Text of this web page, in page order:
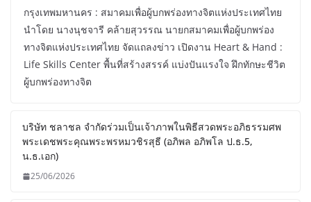
กรุงเทพมหานคร : สมาคมเพื่อผู้บกพร่องทางจิตแห่งประเทศไทย
นำโดย นางนุชจารี คล้ายสุวรรณ นายกสมาคมเพื่อผู้บกพร่อง
ทางจิตแห่งประเทศไทย จัดแถลงข่าว เปิดงาน Heart & Hand :
Life Skills Center พื้นที่สร้างสรรค์ แบ่งปันแรงใจ ฝึกทักษะชีวิต
ผู้บกพร่องทางจิต
บริษัท ชลาชล จำกัดร่วมเป็นเจ้าภาพในพิธีสวดพระอภิธรรมศพ
พระเดชพระคุณพระพรหมวชิรสุธี (อภิพล อภิพโล ป.ธ.5,
น.ธ.เอก)
25/06/2026